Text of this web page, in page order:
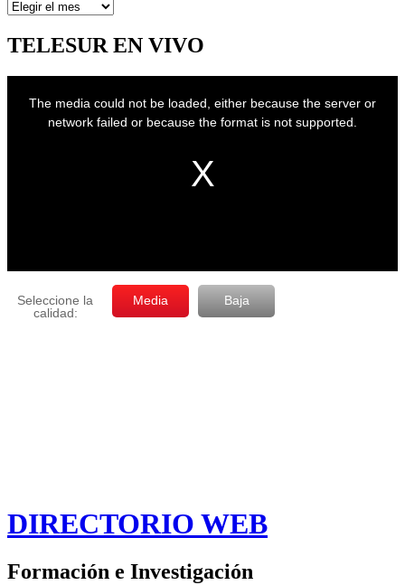
Artículos
mes
TELESUR EN VIVO
DIRECTORIO WEB
Formación e Investigación